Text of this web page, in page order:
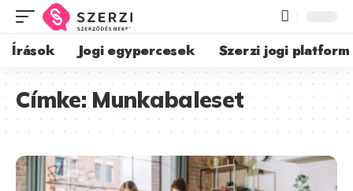
Írások Jogi egypercesek Szerzi jogi platform
Címke:Munkabaleset